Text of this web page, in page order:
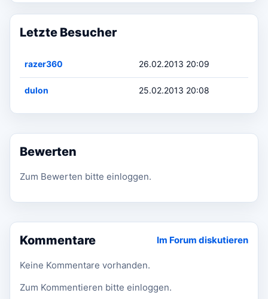
Letzte Besucher
razer360 26.02.2013 20:09
dulon 25.02.2013 20:08
Bewerten
Zum Bewerten bitte einloggen.
Kommentare Im Forum diskutieren
Keine Kommentare vorhanden.
Zum Kommentieren bitte einloggen.